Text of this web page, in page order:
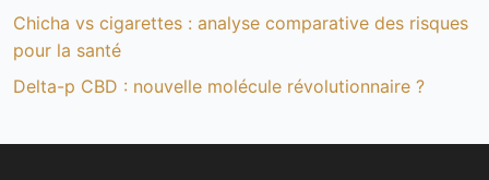
Chicha vs cigarettes : analyse comparative des risques
pour la santé
Delta-p CBD : nouvelle molécule révolutionnaire ?